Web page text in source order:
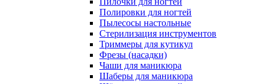
Полировки для ногтей
Пылесосы настольные
Стерилизация инструментов
Триммеры для кутикул
Фрезы (насадки)
Чаши для маникюра
Шаберы для маникюра